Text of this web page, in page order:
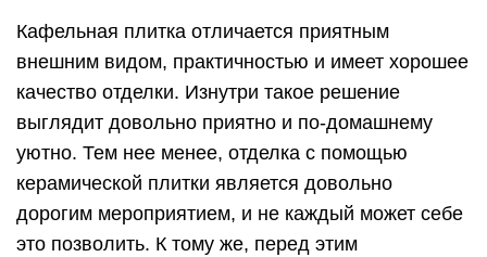
Кафельная плитка отличается приятным
внешним видом, практичностью и имеет хорошее
качество отделки. Изнутри такое решение
выглядит довольно приятно и по-домашнему
уютно. Тем нее менее, отделка с помощью
керамической плитки является довольно
дорогим мероприятием, и не каждый может себе
это позволить. К тому же, перед этим